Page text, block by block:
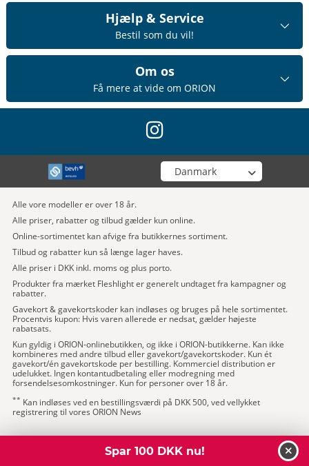
Hjælp & Service
Bestil som du vil!
Om os
Få mere at vide om ORION
instagram
Vælg din butik
Alle vore modeller er over 18 år.
Alle priser, rabatter og tilbud gælder kun online.
Online-sortimentet kan afvige fra butikkernes sortiment.
Tilbud og rabatter kun så længe lager haves.
Alle priser i DKK inkl. moms og plus porto.
Produkter fra mærket Fleshlight er generelt undtaget fra kampagner og
rabatter.
Gavekort & gavekortskoder kan indløses og bruges på hele sortimentet.
Procentvis kupon: Hvis varen allerede er nedsat, gælder højeste
rabatsats.
Kun gyldig i ORION-onlinebutikken, og ikke i ORION-butikkerne. Kan ikke
kombineres med andre tilbud eller gavekort/gavekortskoder. Kun ét
gavekort/én gavekortskode per bestilling. Kommerciel distribution er
udelukket. Ingen kontantudbetaling eller modregning med
forsendelsesomkostninger. Kun for personer over 18 år.
** Kan indløses ved en bestillingsværdi på DKK 500, ved vellykket
registrering til vores ORION News
Spar 100 DKK nu! luk